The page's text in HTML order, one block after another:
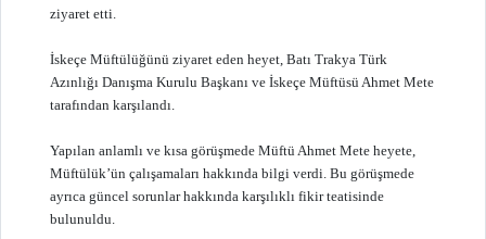
ziyaret etti.
İskeçe Müftülüğünü ziyaret eden heyet, Batı Trakya Türk
Azınlığı Danışma Kurulu Başkanı ve İskeçe Müftüsü Ahmet Mete
tarafından karşılandı.
Yapılan anlamlı ve kısa görüşmede Müftü Ahmet Mete heyete,
Müftülük’ün çalışamaları hakkında bilgi verdi. Bu görüşmede
ayrıca güncel sorunlar hakkında karşılıklı fikir teatisinde
bulunuldu.